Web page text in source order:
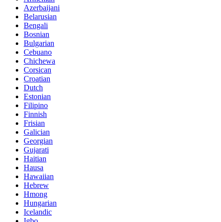
Azerbaijani
Belarusian
Bengali
Bosnian
Bulgarian
Cebuano
Chichewa
Corsican
Croatian
Dutch
Estonian
Filipino
Finnish
Frisian
Galician
Georgian
Gujarati
Haitian
Hausa
Hawaiian
Hebrew
Hmong
Hungarian
Icelandic